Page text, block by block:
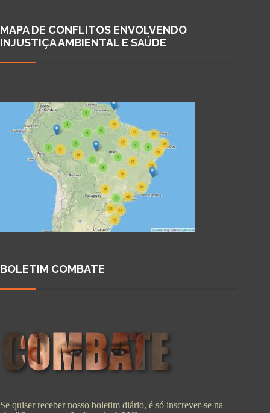
MAPA DE CONFLITOS ENVOLVENDO
INJUSTIÇA AMBIENTAL E SAÚDE
BOLETIM COMBATE
Se quiser receber nosso boletim diário, é só inscrever-se na